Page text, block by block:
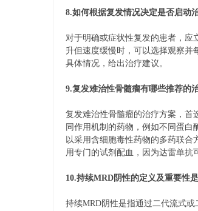
8.如何根据复发情况决定是否启动
对于明确或症状性复发的患者，应
升但速度缓慢时，可以选择观察并
具体情况，给出治疗建议。
9.复发难治性骨髓瘤有哪些推荐的
复发难治性骨髓瘤的治疗方案，首
同作用机制的药物，例如不同蛋
以采用含细胞毒性药物的多药联
用专门的试剂配血，因为达雷单抗
10.持续MRD阴性的定义及重要性
持续MRD阴性是指通过二代流式